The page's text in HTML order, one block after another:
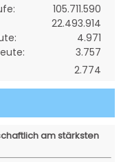
105.711.590
22.493.914
4.971
3.757
2.774
am stärksten